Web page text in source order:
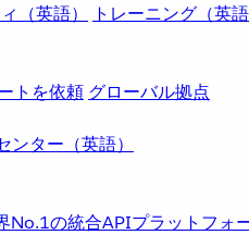
（英語） トレーニング（英語
トを依頼 グローバル拠点
ンター（英語）
No.1の統合APIプラットフォ